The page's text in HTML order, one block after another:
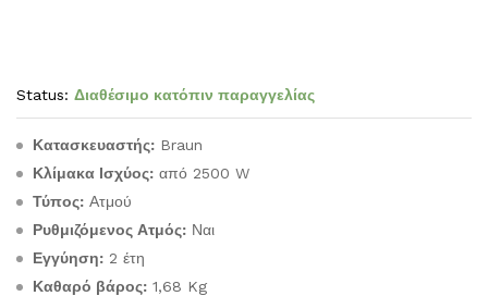
Status: Διαθέσιμο κατόπιν παραγγελίας
Κατασκευαστής: Braun
Κλίμακα Ισχύος: από 2500 W
Τύπος: Ατμού
Ρυθμιζόμενος Ατμός: Ναι
Εγγύηση: 2 έτη
Καθαρό βάρος: 1,68 Kg